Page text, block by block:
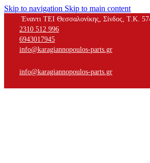
Skip to navigation Skip to main content
Έναντι ΤΕΙ Θεσσαλονίκης, Σίνδος, Τ.Κ.
2310 512 996
6943017945
info@karagiannopoulos-parts.gr
info@karagiannopoulos-parts.gr